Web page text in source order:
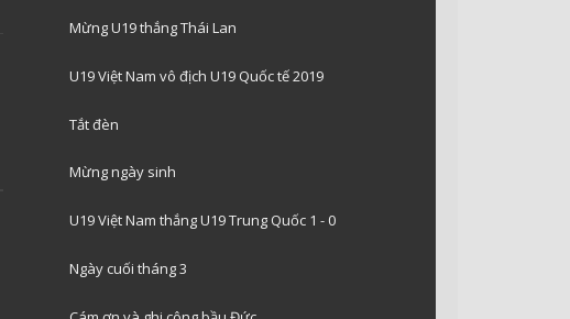
Mừng U19 thắng Thái Lan
U19 Việt Nam vô địch U19 Quốc tế 2019
Tắt đèn
Mừng ngày sinh
U19 Việt Nam thắng U19 Trung Quốc 1 - 0
Ngày cuối tháng 3